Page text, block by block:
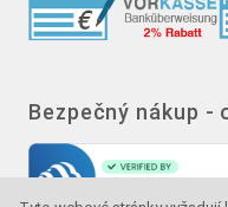
Bezpečný nákup -